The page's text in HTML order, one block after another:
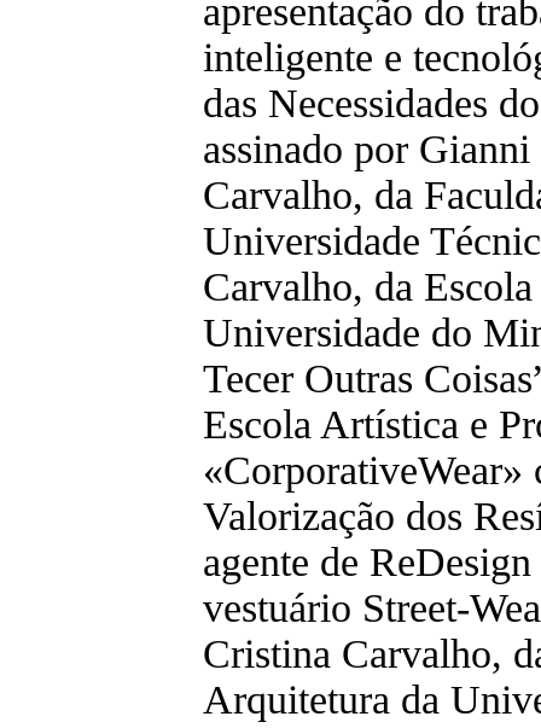
apresentação do
inteligente e
das Necessidades
assinado por
Carvalho, da
Universidade
Carvalho, da
Universidade do
Tecer Outras
Escola Artística e
«CorporativeWear»
Valorização dos
agente de
vestuário Street-
Cristina Carvalho,
Arquitetura da